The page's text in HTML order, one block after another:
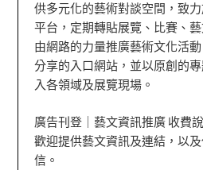
供多元化的藝術對談空間，致
平台，定期轉貼展覽、比賽、
由網路的力量推廣藝術文化活
分享的入口網站，並以原創的
入各領域及展覽現場。
廣告刊登｜藝文資訊推廣 收費
歡迎提供藝文資訊及連結，以
信。